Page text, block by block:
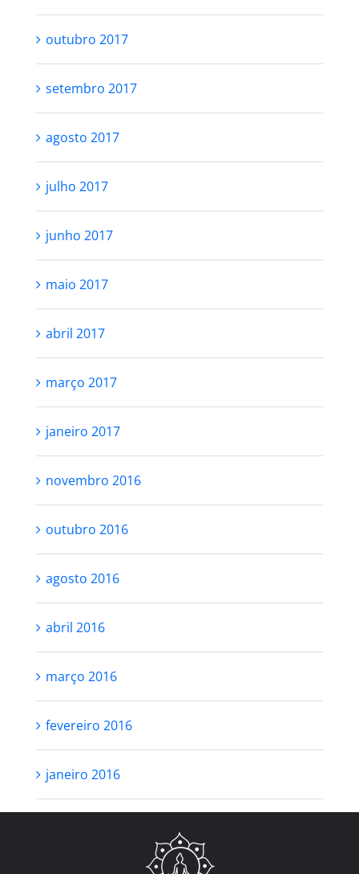
outubro 2017
setembro 2017
agosto 2017
julho 2017
junho 2017
maio 2017
abril 2017
março 2017
janeiro 2017
novembro 2016
outubro 2016
agosto 2016
abril 2016
março 2016
fevereiro 2016
janeiro 2016